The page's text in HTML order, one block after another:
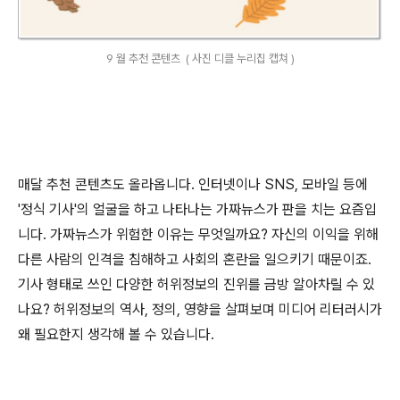
9 월 추천 콘텐츠 ( 사진 디클 누리집 캡쳐 )
매달 추천 콘텐츠도 올라옵니다. 인터넷이나 SNS, 모바일 등에
'정식 기사'의 얼굴을 하고 나타나는 가짜뉴스가 판을 치는 요즘입
니다. 가짜뉴스가 위험한 이유는 무엇일까요? 자신의 이익을 위해
다른 사람의 인격을 침해하고 사회의 혼란을 일으키기 때문이죠.
기사 형태로 쓰인 다양한 허위정보의 진위를 금방 알아차릴 수 있
나요? 허위정보의 역사, 정의 , 영향을 살펴보며 미디어 리터러시가
왜 필요한지 생각해 볼 수 있습니다.